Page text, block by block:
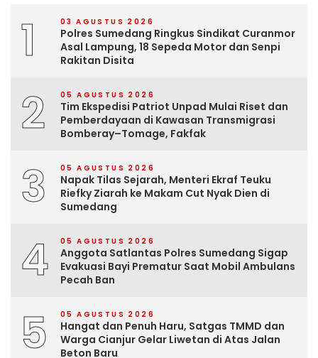
1 03 AGUSTUS 2026
Polres Sumedang Ringkus Sindikat Curanmor
Asal Lampung, 18 Sepeda Motor dan Senpi
Rakitan Disita
2 05 AGUSTUS 2026
Tim Ekspedisi Patriot Unpad Mulai Riset dan
Pemberdayaan di Kawasan Transmigrasi
Bomberay–Tomage, Fakfak
3 05 AGUSTUS 2026
Napak Tilas Sejarah, Menteri Ekraf Teuku
Riefky Ziarah ke Makam Cut Nyak Dien di
Sumedang
4 05 AGUSTUS 2026
Anggota Satlantas Polres Sumedang Sigap
Evakuasi Bayi Prematur Saat Mobil Ambulans
Pecah Ban
5 05 AGUSTUS 2026
Hangat dan Penuh Haru, Satgas TMMD dan
Warga Cianjur Gelar Liwetan di Atas Jalan
Beton Baru